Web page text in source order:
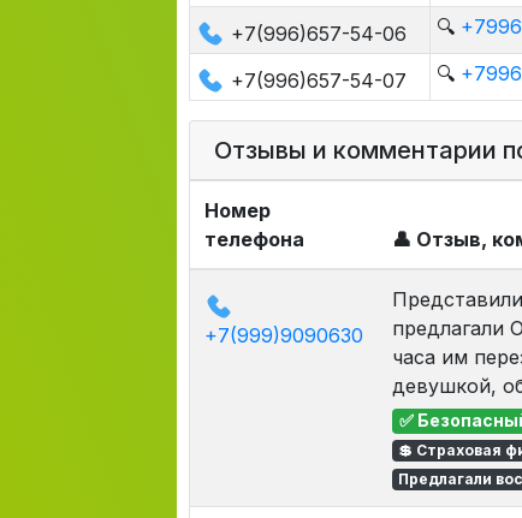
+7(996)657-54-06 🔍
+7(996)657-54-07 🔍
Отзывы и комментарии
Номер
телефона
👤 Отзыв,
+7(999)9090630
предлагали
часа им
девушкой,
✅
💲 Страховая
Предлагали